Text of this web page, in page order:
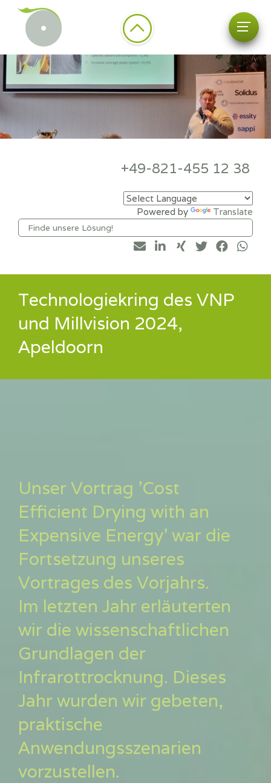
+49-821-455 12 38
Powered by Translate
Technologiekring des VNP
und Millvision 2024,
Apeldoorn
Unser Vortrag 'Cost
Efficient Drying with an
Expensive Energy' war die
Fortsetzung unseres
Vortrages des Vorjahrs.
Im letzten Jahr erläuterten
wir die wissenschaftlichen
Grundlagen der
Infrarottrocknung. Dieses
Jahr wurden wir gebeten,
praktische
Anwendungsszenarien
vorzustellen.